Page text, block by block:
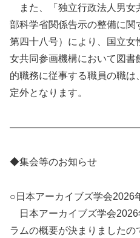
また、「独立行政法人男女
部科学省関係告示の整備に
第四十八号）により、国立女
女共同参画機構において図書
的職務に従事する職員の職
定外となります。
◆集会等のお知らせ
○日本アーカイブズ学会2026
日本アーカイブズ学会
ラムの概要が決まりました